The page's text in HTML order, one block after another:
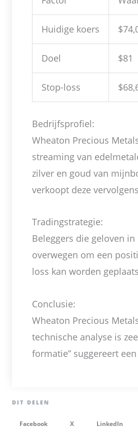
Huidige koers
Doel $81
Stop-loss
Bedrijfsprofiel:
Wheaton Precious
streaming van
zilver en goud van
verkoopt deze
Tradingstrategie:
Beleggers die geloven
overwegen om een
loss kan worden
Conclusie:
Wheaton Precious
technische analyse is
formatie” suggereert
Facebook X LinkedIn